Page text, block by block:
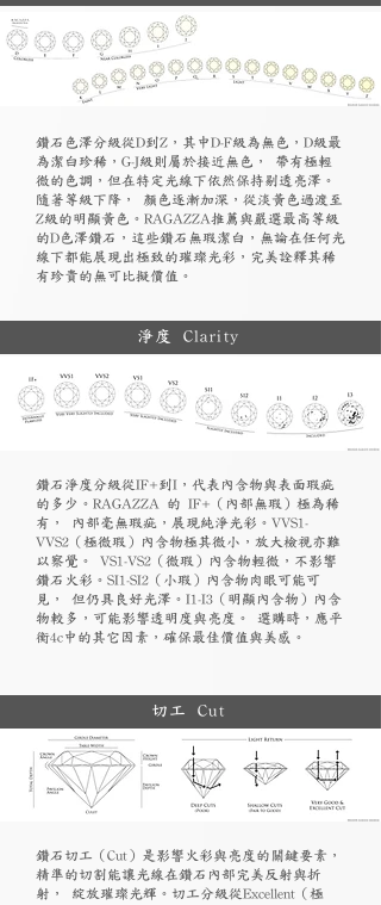
鑽石色澤分級從D到Z，其中D-F級為無色，D級最
為潔白珍稀，G-J級則屬於接近無色， 帶有極輕
微的色調，但在特定光線下依然保持剔透亮澤。
隨著等級下降， 顏色逐漸加深，從淡黃色過渡至
Z級的明顯黃色。RAGAZZA推薦與嚴選最高等級
的D色澤鑽石，這些鑽石無瑕潔白，無論在任何光
線下都能展現出極致的璀璨光彩，完美詮釋其稀
有珍貴的無可比擬價值。
淨度 Clarity
鑽石淨度分級從IF+到I，代表內含物與表面瑕疵
的多少。RAGAZZA 的 IF+（內部無瑕）極為稀
有， 內部毫無瑕疵，展現純淨光彩。VVS1-
VVS2（極微瑕）內含物極其微小，放大檢視亦難
以察覺。 VS1-VS2（微瑕）內含物輕微，不影響
鑽石火彩。SI1-SI2（小瑕）內含物肉眼可能可
見， 但仍具良好光澤。I1-I3（明顯內含物）內含
物較多，可能影響透明度與亮度。 選購時，應平
衡4c中的其它因素，確保最佳價值與美感。
切工 Cut
鑽石切工（Cut）是影響火彩與亮度的關鍵要素，
精準的切割能讓光線在鑽石內部完美反射與折
射， 綻放璀璨光輝。切工分級從Excellent（極